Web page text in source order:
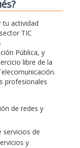
tu actividad
TIC
Pública, y
libre de la
profesionales
de redes y
servicios de
y